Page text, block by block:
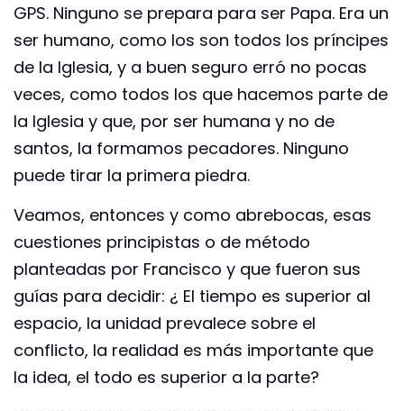
GPS. Ninguno se prepara para ser Papa. Era un
ser humano, como los son todos los príncipes
de la Iglesia, y a buen seguro erró no pocas
veces, como todos los que hacemos parte de
la Iglesia y que, por ser humana y no de
santos, la formamos pecadores. Ninguno
puede tirar la primera piedra.
Veamos, entonces y como abrebocas, esas
cuestiones principistas o de método
planteadas por Francisco y que fueron sus
guías para decidir: ¿ El tiempo es superior al
espacio, la unidad prevalece sobre el
conflicto, la realidad es más importante que
la idea, el todo es superior a la parte?